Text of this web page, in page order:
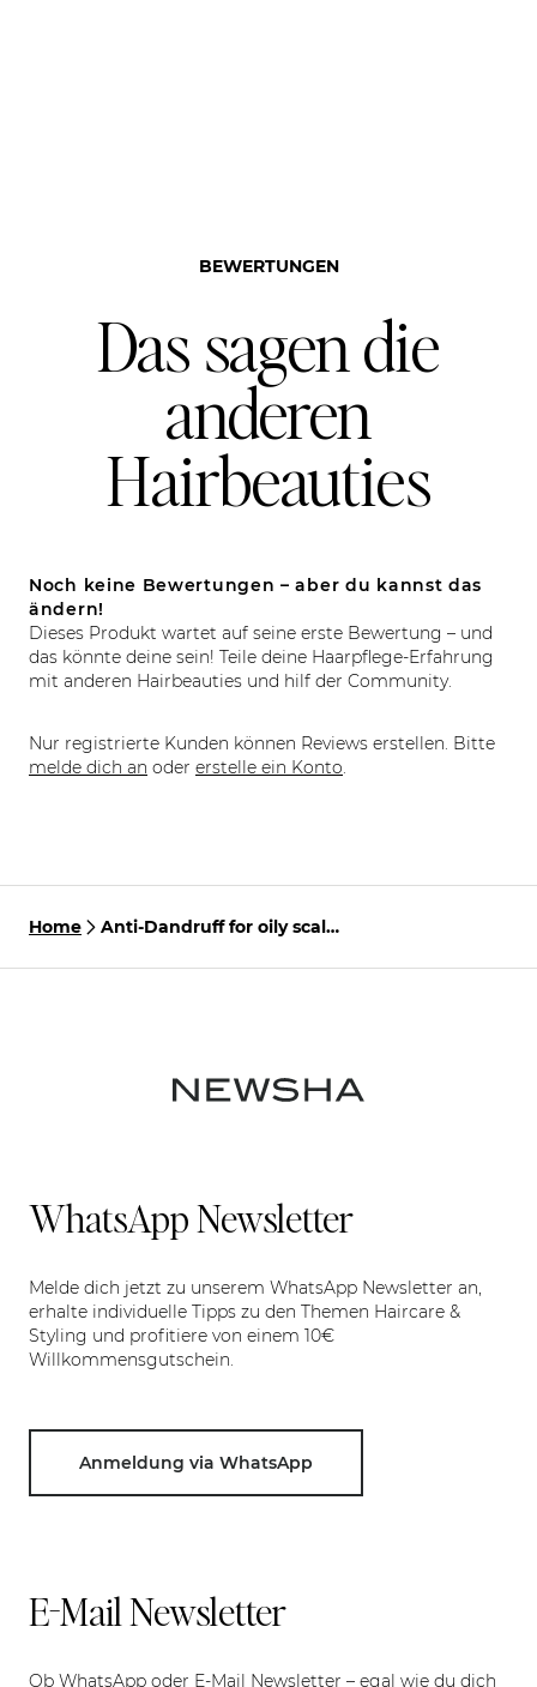
BEWERTUNGEN
Das sagen die
anderen
Hairbeauties
Noch keine Bewertungen – aber du kannst das
ändern!
Dieses Produkt wartet auf seine erste Bewertung – und
das könnte deine sein! Teile deine Haarpflege-Erfahrung
mit anderen Hairbeauties und hilf der Community.
Nur registrierte Kunden können Reviews erstellen. Bitte
melde dich an oder erstelle ein Konto.
Home
Anti-Dandruff for oily scalp
WhatsApp Newsletter
Melde dich jetzt zu unserem WhatsApp Newsletter an,
erhalte individuelle Tipps zu den Themen Haircare &
Styling und profitiere von einem 10€
Willkommensgutschein.
Anmeldung via WhatsApp
E-Mail Newsletter
Ob WhatsApp oder E-Mail Newsletter – egal wie du dich